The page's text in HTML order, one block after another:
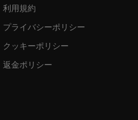
利用規約
プライバシーポリシー
クッキーポリシー
返金ポリシー